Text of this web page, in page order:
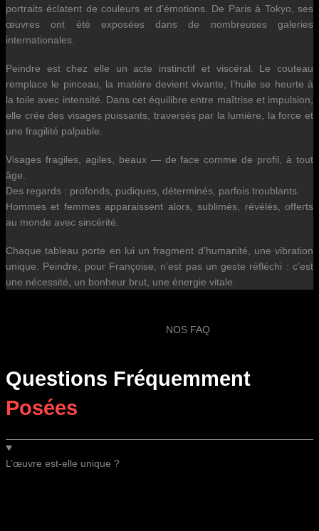
portraits éclatent de couleurs et d’émotions. De Paris à Tokyo, ses
œuvres ont été exposées dans de nombreuses galeries
internationales.
Peindre est chez elle un acte instinctif et viscéral. Le couteau
remplace le pinceau, la matière devient vivante, l’huile se heurte à
la toile avec intensité. Dans cet équilibre entre maîtrise et impulsion,
elle crée des visages puissants, traversés par la lumière, la force et
une fragilité palpable.
Visages fragiles, agiles, beaux — de face comme de profil, à tout
âge.
Des regards : profonds, pudiques, déterminés, parfois troublants.
Hommes et femmes apparaissent alors, sublimés, révélés, offerts
au monde avec sincérité.
Chaque tableau porte en lui un fragment d’humanité, une vibration
unique. Peindre, pour Françoise, n’est pas un geste réfléchi : c’est
une nécessité, un bonheur brut, une énergie vitale.
NOS FAQ
Questions Fréquemment
Posées
L’œuvre est-elle unique ?